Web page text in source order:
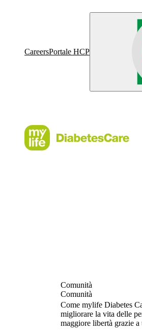
CareersPortale HCP
Comunità
Comunità
Come mylife Diabetes
migliorare la vita delle
maggiore libertà grazie